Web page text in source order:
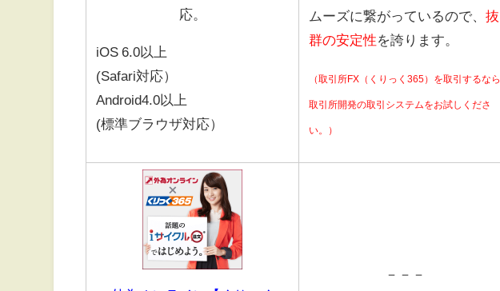
応。
iOS 6.0以上
(Safari対応）
Android4.0以上
(標準ブラウザ対応）
ムーズに繋がっているので、抜
群の安定性を誇ります。
（取引所FX（くりっく365）を取引するなら
取引所開発の取引システムをお試しくださ
い。）
－－－